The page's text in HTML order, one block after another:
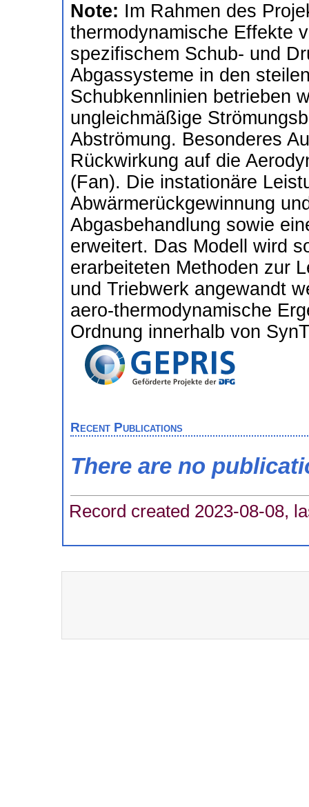
Note: Im Rahmen des
thermodynamische Effekte
spezifischem Schub- und
Abgassysteme in den
Schubkennlinien betrieben
ungleichmäßige
Abströmung. Besonderes
Rückwirkung auf die
(Fan). Die instationäre
Abwärmerückgewinnung
Abgasbehandlung sowie
erweitert. Das Modell wird
erarbeiteten Methoden zur
und Triebwerk angewandt
aero-thermodynamische
Ordnung innerhalb von
Recent Publications
There are no
Record created 2023-08-08,